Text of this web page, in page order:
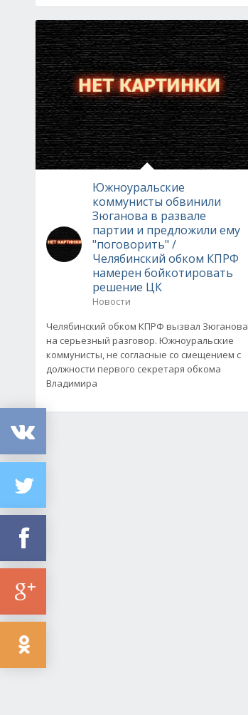
Южноуральские
коммунисты обвинили
Зюганова в развале
партии и предложили ему
"поговорить" /
Челябинский обком КПРФ
намерен бойкотировать
решение ЦК
Новости
Челябинский обком КПРФ вызвал Зюганова
на серьезный разговор. Южноуральские
коммунисты, не согласные со смещением с
должности первого секретаря обкома
Владимира